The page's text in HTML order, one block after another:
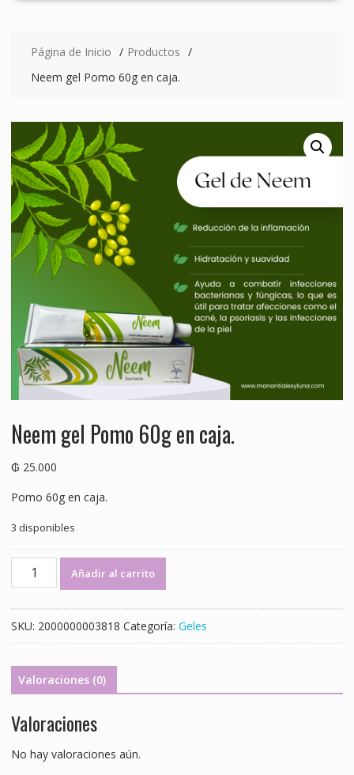
Página de Inicio
Productos
Neem gel Pomo 60g en caja.
Neem gel Pomo 60g en caja.
₲ 25.000
Pomo 60g en caja.
3 disponibles
Neem
en
cantidad
Añadir al carrito
SKU: 2000000003818 Categoría: Geles
Valoraciones (0)
Valoraciones
No hay valoraciones aún.